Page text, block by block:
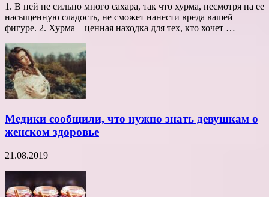
1. В ней не сильно много сахара, так что хурма, несмотря на ее
насыщенную сладость, не сможет нанести вреда вашей
фигуре. 2. Хурма – ценная находка для тех, кто хочет …
Медики сообщили, что нужно знать девушкам о
женском здоровье
21.08.2019